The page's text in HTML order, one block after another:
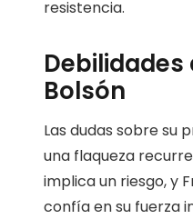
resistencia.
Debilidades
Bolsón
Las dudas sobre su
una flaqueza
implica un riesgo, y
confía en su fuerza